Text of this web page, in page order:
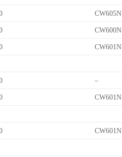
CW605N
CW600N
CW601N
–
CW601N
CW601N